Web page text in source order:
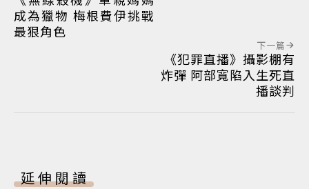
成為獵物 梅根費伊挑戰
最狠角色
下一篇
《犯罪直播》攝影棚有
炸彈 阿部寬陷入生死直
播談判
延伸閱讀